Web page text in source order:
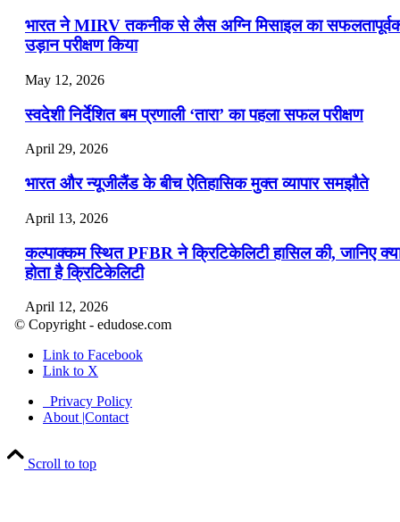
भारत ने MIRV तकनीक से लैस अग्नि मिसाइल का
उड़ान परीक्षण किया
May 12, 2026
स्वदेशी निर्देशित बम प्रणाली ‘तारा’ का पहला सफल परीक्षण
April 29, 2026
भारत और न्यूजीलैंड के बीच ऐतिहासिक मुक्त व्यापार समझौते
April 13, 2026
कल्पाक्कम स्थित PFBR ने क्रिटिकेलिटी हासिल की, जानिए
होता है क्रिटिकेलिटी
April 12, 2026
April 9, 2026
नासा का आर्टेमिस-2 मिशन: मनुष्य एक बार फिर से चंद्रमा के
पहुंचा
April 7, 2026
© Copyright - edudose.com
Link to Facebook
Link to X
Privacy Policy
About |Contact
Scroll to top